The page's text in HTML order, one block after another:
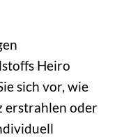
Heiro
sich vor, wie
erstrahlen oder